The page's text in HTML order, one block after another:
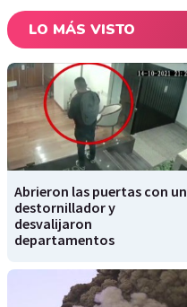
LO MÁS VISTO
Abrieron las puertas con un
destornillador y
desvalijaron
departamentos